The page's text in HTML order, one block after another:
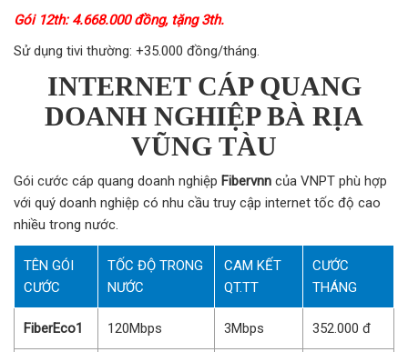
Gói 12th: 4.668.000 đồng, tặng 3th.
Sử dụng tivi thường: +35.000 đồng/tháng.
INTERNET CÁP QUANG
DOANH NGHIỆP BÀ RỊA
VŨNG TÀU
Gói cước cáp quang doanh nghiệp Fibervnn của VNPT phù hợp
với quý doanh nghiệp có nhu cầu truy cập internet tốc độ cao
nhiều trong nước.
TÊN GÓI
CƯỚC
TỐC ĐỘ TRONG
NƯỚC
CAM KẾT
QT.TT
CƯỚC
THÁNG
FiberEco1 120Mbps 3Mbps 352.000 đ